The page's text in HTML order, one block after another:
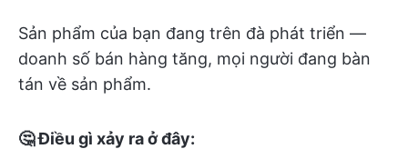
Sản phẩm của bạn đang trên đà phát triển —
doanh số bán hàng tăng, mọi người đang bàn
tán về sản phẩm.
🤔 Điều gì xảy ra ở đây: